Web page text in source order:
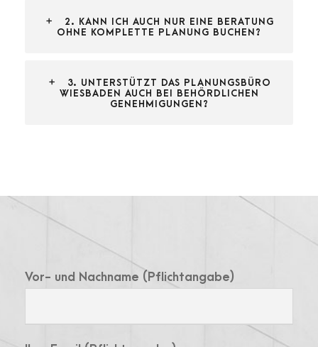
2. KANN ICH AUCH NUR EINE BERATUNG
OHNE KOMPLETTE PLANUNG BUCHEN?
3. UNTERSTÜTZT DAS PLANUNGSBÜRO
WIESBADEN AUCH BEI BEHÖRDLICHEN
GENEHMIGUNGEN?
Vor- und Nachname (Pflichtangabe)